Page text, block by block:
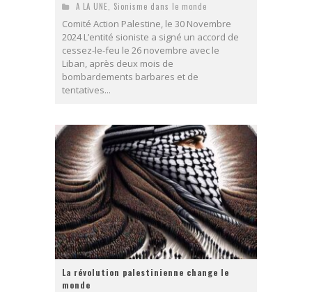
A LA UNE
Sionisme dans le monde
Comité Action Palestine, le 30 Novembre
2024 L’entité sioniste a signé un accord de
cessez-le-feu le 26 novembre avec le
Liban, après deux mois de
bombardements barbares et de
tentatives...
La révolution palestinienne change le
monde